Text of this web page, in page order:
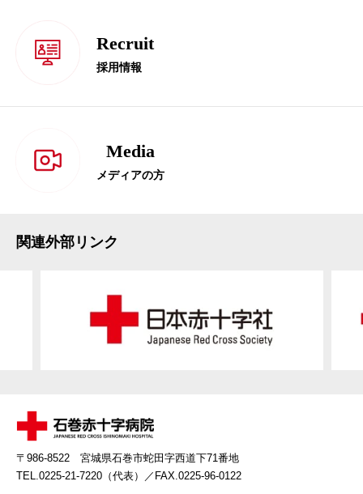
Recruit
採用情報
Media
メディアの方
関連外部リンク
〒986-8522 宮城県石巻市蛇田字西道下71番地
TEL.0225-21-7220（代表）
／FAX.0225-96-0122